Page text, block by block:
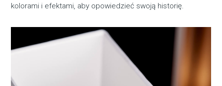
kolorami i efektami, aby opowiedzieć swoją historię.